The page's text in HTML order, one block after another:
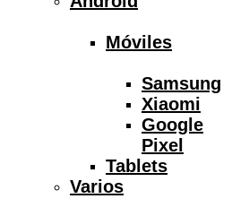
Móviles
Samsung
Xiaomi
Google
Pixel
Tablets
Varios